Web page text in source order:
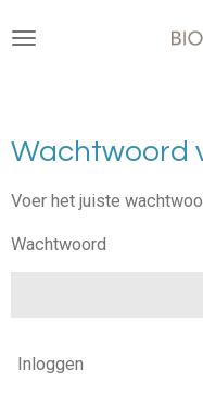
direct
Wachtwoord
Voer het juiste
Wachtwoord
Inloggen